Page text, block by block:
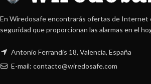
En Wiredosafe encontrarás ofertas de Internet
seguridad que proporcionan las alarmas en el
Antonio Ferrandis 18, Valencia, España
E-mail: contacto@wiredosafe.com